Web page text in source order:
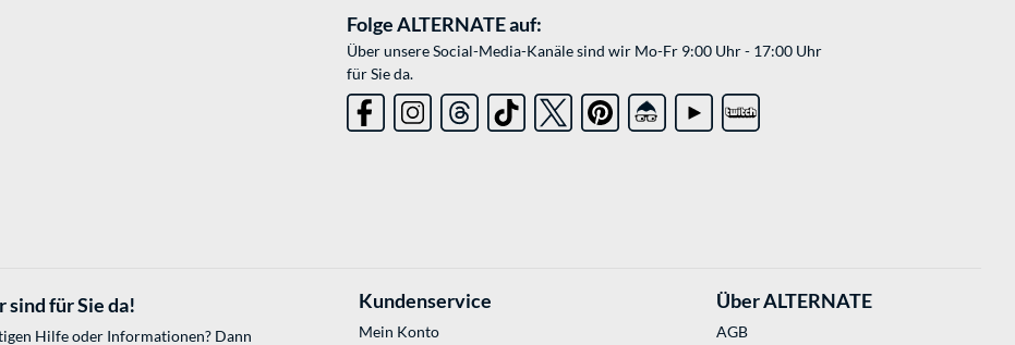
Folge ALTERNATE auf:
Über unsere Social-Media-Kanäle sind wir Mo-Fr 9:00 Uhr - 17:00 Uhr
für Sie da.
sind für Sie da!
Hilfe oder Informationen? Dann
Kundenservice
Mein Konto
Über ALTERNATE
AGB